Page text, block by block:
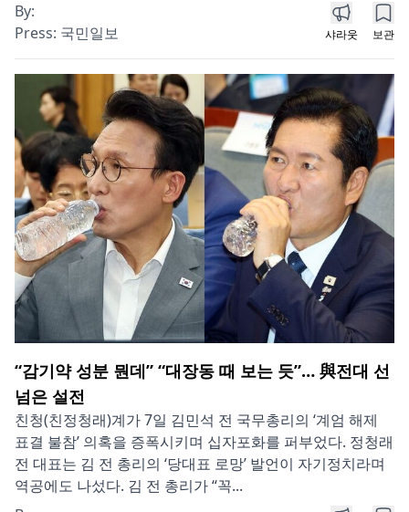
By:
Press: 국민일보 샤라웃 보관
“감기약 성분 뭔데” “대장동 때 보는 듯”… 與전대 선
넘은 설전
친청(친정청래)계가 7일 김민석 전 국무총리의 ‘계엄 해제
표결 불참’ 의혹을 증폭시키며 십자포화를 퍼부었다. 정청래
전 대표는 김 전 총리의 ‘당대표 로망’ 발언이 자기정치라며
역공에도 나섰다. 김 전 총리가 “꼭...